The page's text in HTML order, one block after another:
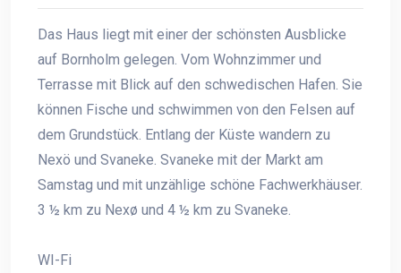
Das Haus liegt mit einer der schönsten Ausblicke
auf Bornholm gelegen. Vom Wohnzimmer und
Terrasse mit Blick auf den schwedischen Hafen. Sie
können Fische und schwimmen von den Felsen auf
dem Grundstück. Entlang der Küste wandern zu
Nexö und Svaneke. Svaneke mit der Markt am
Samstag und mit unzählige schöne Fachwerkhäuser.
3 ½ km zu Nexø und 4 ½ km zu Svaneke.
WI-Fi